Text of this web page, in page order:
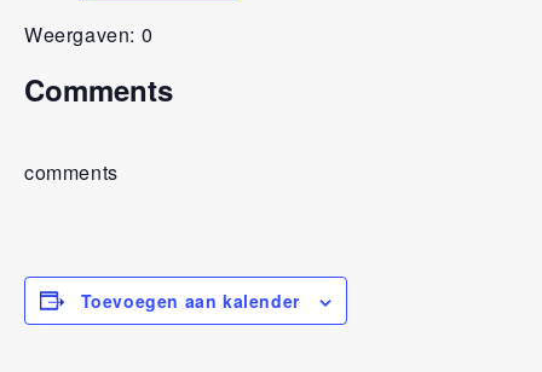
Weergaven: 0
Comments
comments
Toevoegen aan kalender